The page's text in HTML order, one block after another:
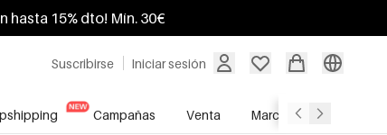
hasta 15% dto! Mín. 30€
Suscribirse Iniciar sesión
Campañas Venta Marcas